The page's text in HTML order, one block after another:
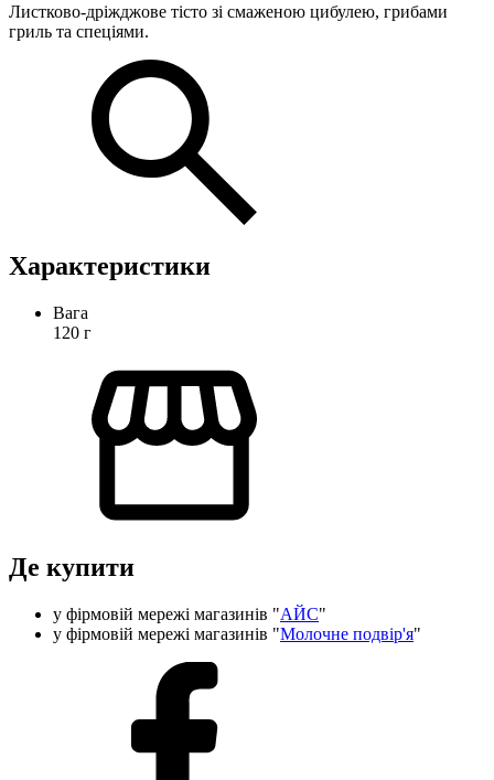
Листково-дріжджове тісто зі смаженою цибулею, грибами
гриль та спеціями.
Характеристики
Вага
120 г
Де купити
у фірмовій мережі магазинів "АЙС"
у фірмовій мережі магазинів "Молочне подвір'я"